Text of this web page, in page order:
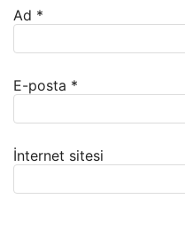
Ad *
E-posta *
İnternet sitesi